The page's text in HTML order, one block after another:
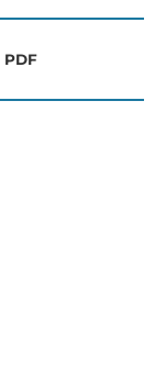
PDF